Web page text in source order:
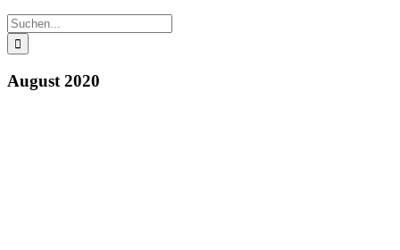
Suche
nach:
August 2020